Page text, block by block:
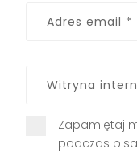
Zapamiętaj
podczas